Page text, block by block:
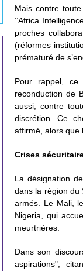
Mais contre
‘’Africa
proches
(réformes
prématuré de
Pour rappel, ce
reconduction de
aussi, contre
discrétion. Ce
affirmé, alors que
Crises
La désignation
dans la région du
armés. Le Mali,
Nigeria, qui
meurtrières.
Dans son
aspirations",